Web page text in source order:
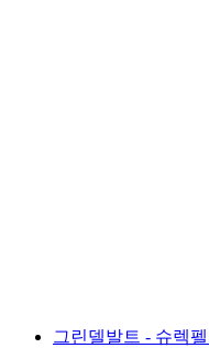
그린델발트 - 슈렉